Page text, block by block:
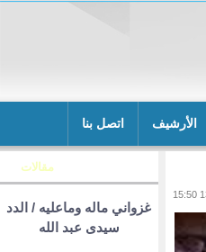
الأرشيف اتصل بنا
مقالات
غزواني ماله وماعليه / الدد
سيدى عبد الله